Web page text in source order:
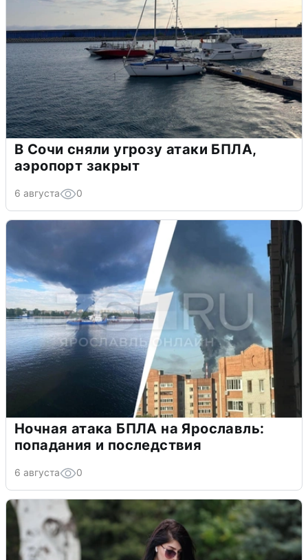
В Сочи сняли угрозу атаки БПЛА,
аэропорт закрыт
6 августа 0
Ночная атака БПЛА на Ярославль:
попадания и последствия
6 августа 0